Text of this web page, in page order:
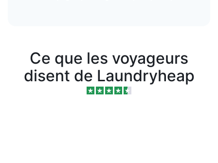
Ce que les voyageurs
disent de Laundryheap